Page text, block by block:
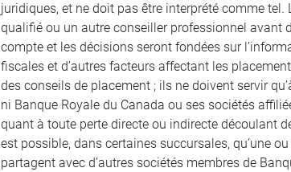
juridiques, et ne doit pas être interprété comme
qualifié ou un autre conseiller professionnel avant
compte et les décisions seront fondées sur
fiscales et d’autres facteurs affectant les
des conseils de placement ; ils ne doivent servir
ni Banque Royale du Canada ou ses sociétés
quant à toute perte directe ou indirecte découlant
est possible, dans certaines succursales, qu’une
partagent avec d’autres sociétés membres de